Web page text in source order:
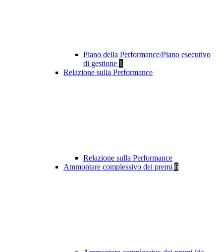
Piano della Performance/Piano esecutivo
di gestione 1
Relazione sulla Performance
Relazione sulla Performance
Ammontare complessivo dei premi 6